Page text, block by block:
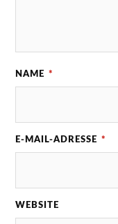
NAME *
E-MAIL-ADRESSE *
WEBSITE